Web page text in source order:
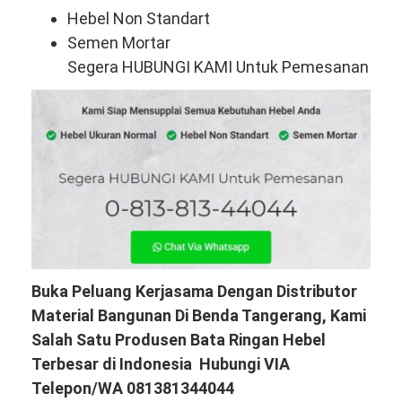
Hebel Non Standart
Semen Mortar
Segera HUBUNGI KAMI Untuk Pemesanan
Buka Peluang Kerjasama Dengan Distributor
Material Bangunan Di Benda Tangerang, Kami
Salah Satu Produsen Bata Ringan Hebel
Terbesar di Indonesia Hubungi VIA
Telepon/WA 081381344044